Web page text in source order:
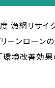
漁網リサイ
リーンローン
環境改善効果